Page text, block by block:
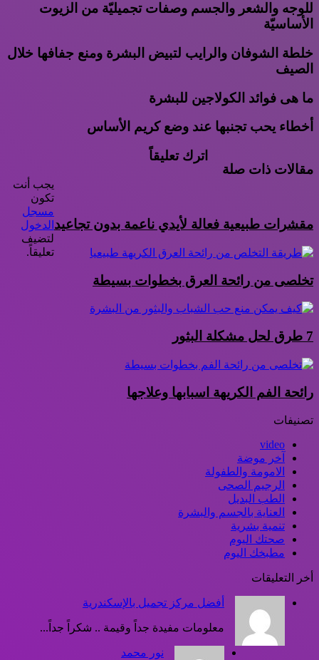
للوجه والشعر والجسم وصفات تجميليّة من الزيوت
الأساسيّة
خلطة الشوفان والرايب لتبيض البشرة ومنع جفافها خلال
الصيف
ما هى فوائد الكولاجين للبشرة
أخطاء يحب تجنبها عند وضع كريم الأساس
مقالات ذات صلة
مقشرات طبيعية فعالة لأيدي ناعمة بدون تجاعيد
تخلصى من رائحة العرق بخطوات بسيطة
7 طرق لحل مشكلة البثور
رائحة الفم الكريهة اسبابها وعلاجها
اترك تعليقاً
يجب أنت
تكون
مسجل
الدخول
لتضيف
تعليقاً.
تصنيفات
video
آخر موضة
الامومة والطفولة
الرجيم الصحى
الطب البديل
العناية بالجسم والبشرة
تنمية بشرية
صحتك اليوم
مطبخك اليوم
أخر التعليقات
أفضل مركز تجميل بالإسكندرية
معلومات مفيدة جداً وقيمة .. شكراً جداً...
نور محمد